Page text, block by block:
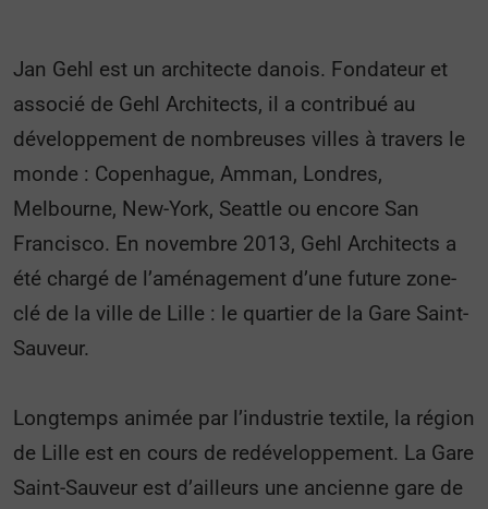
Jan Gehl est un architecte danois. Fondateur et
associé de Gehl Architects, il a contribué au
développement de nombreuses villes à travers le
monde : Copenhague, Amman, Londres,
Melbourne, New-York, Seattle ou encore San
Francisco. En novembre 2013, Gehl Architects a
été chargé de l’aménagement d’une future zone-
clé de la ville de Lille : le quartier de la Gare Saint-
Sauveur.
Longtemps animée par l’industrie textile, la région
de Lille est en cours de redéveloppement. La Gare
Saint-Sauveur est d’ailleurs une ancienne gare de